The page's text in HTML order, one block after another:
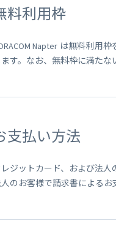
料利用枠
Napter は無料利用
す。なお、無料枠に満たな
支払い方法
ジットカード、および法人
のお客様で請求書によるお